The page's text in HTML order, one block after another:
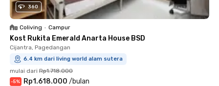
360
Coliving • Campur
Kost Rukita Emerald Anarta House BSD
Cijantra, Pagedangan
6.4 km dari living world alam sutera
mulai dari Rp1.718.000
-5% Rp1.618.000 /bulan